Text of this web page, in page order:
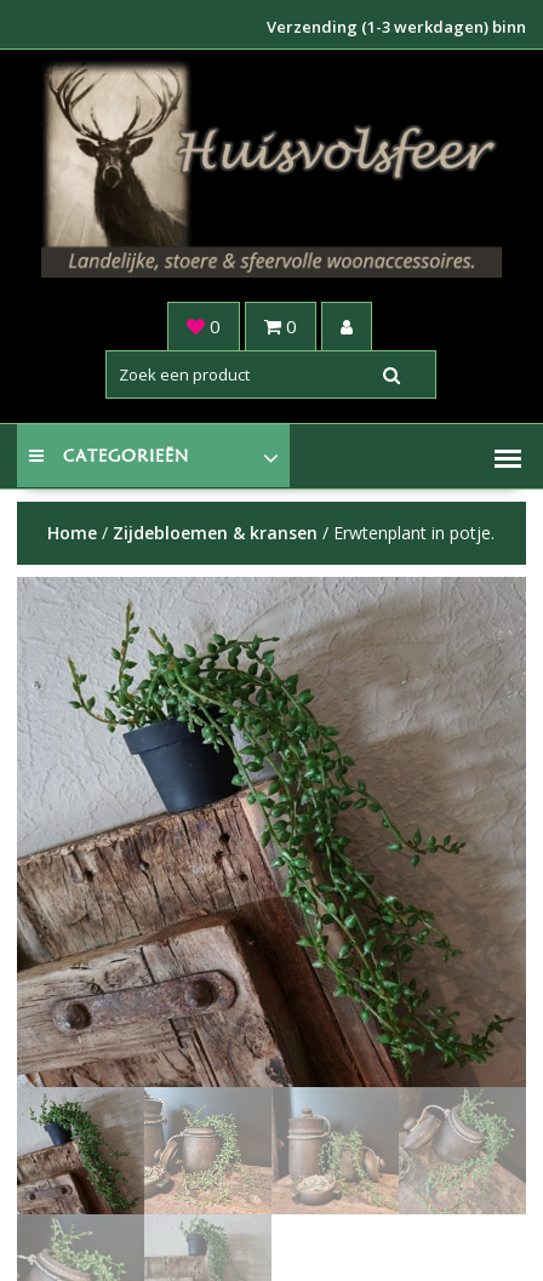
inhoud
Verzending (1-3 werkdagen) binnen
0 0
CATEGORIEËN
Home/ Zijdebloemen & kransen / Erwtenplant in potje.